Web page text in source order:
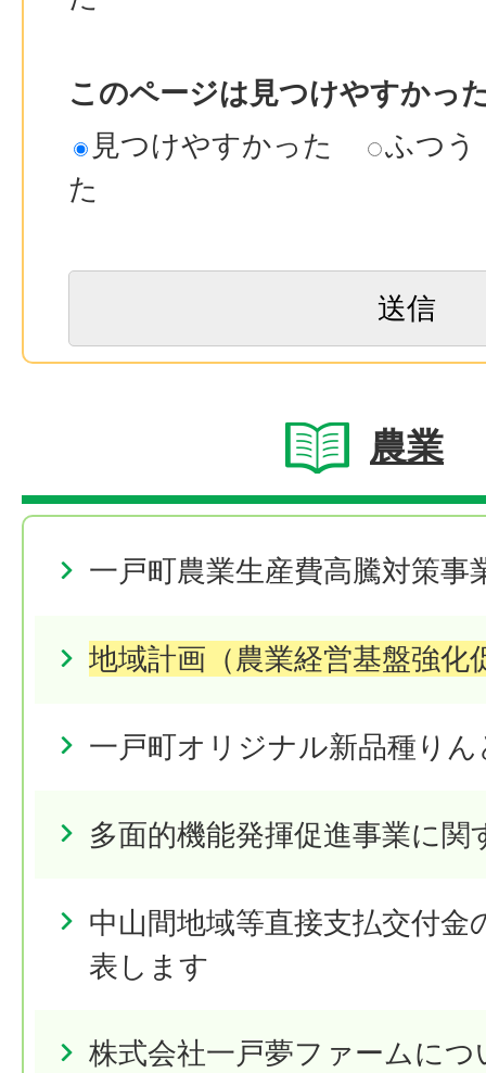
このページは見つけやすかっ
見つけやすかった
ふつう
た
農業
一戸町農業生産費高騰対策事
地域計画（農業経営基盤強化
一戸町オリジナル新品種り
多面的機能発揮促進事業に関
中山間地域等直接支払交付
表します
株式会社一戸夢ファームにつ